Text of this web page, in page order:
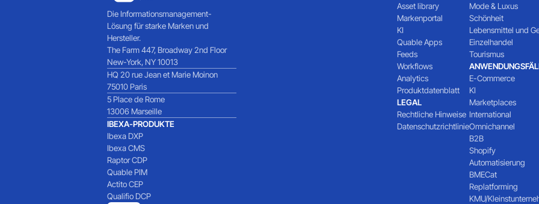
Die Informationsmanagement-
Lösung für starke Marken und
Hersteller.
The Farm 447, Broadway 2nd Floor
New-York, NY 10013
HQ 20 rue Jean et Marie Moinon
75010 Paris
5 Place de Rome
13006 Marseille
IBEXA-PRODUKTE
Ibexa DXP
Ibexa CMS
Raptor CDP
Quable PIM
Actito CEP
Qualifio DCP
Asset library
Markenportal
KI
Quable Apps
Feeds
Workflows
Analytics
Produktdatenblatt
LEGAL
Rechtliche Hinweise
Datenschutzrichtlinie
Mode & Luxus
Schönheit
Lebensmittel und
Einzelhandel
Tourismus
E-Commerce
KI
Marketplaces
International
Omnichannel
B2B
Shopify
Automatisierung
BMECat
Replatforming
KMU/